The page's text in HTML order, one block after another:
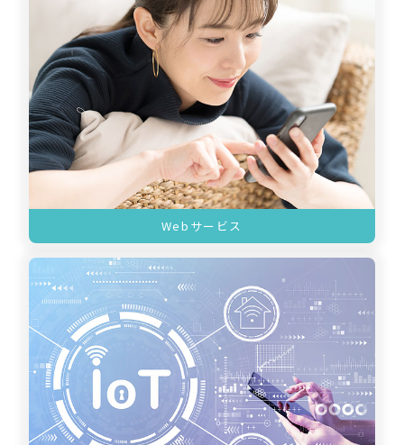
Webサービス